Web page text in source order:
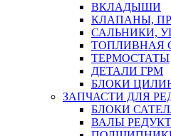
ВКЛАДЫШИ
КЛАПАНЫ,
САЛЬНИКИ,
ТОПЛИВНАЯ
ТЕРМОСТАТЫ
ДЕТАЛИ ГРМ
БЛОКИ
ЗАПЧАСТИ ДЛЯ
БЛОКИ
ВАЛЫ